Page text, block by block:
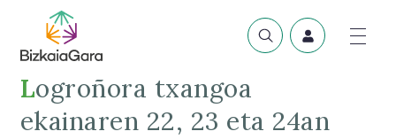
Logroñora txangoa
ekainaren 22, 23 eta 24an